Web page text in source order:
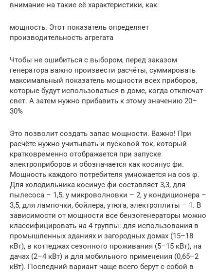
внимание на такие её характеристики, как:
мощность. Этот показатель определяет
производительность агрегата
Чтобы не ошибиться с выбором, перед заказом
генератора важно произвести расчёты, суммировать
максимальный показатель мощности всех приборов,
которые будут использоваться в доме, когда отключат
свет. А затем нужно прибавить к этому значению 20–
30%
Это позволит создать запас мощности. Важно! При
расчёте нужно учитывать и пусковой ток, который
кратковременно отображается при запуске
электроприборов и обозначается как косинус фи.
Мощность каждого потребителя умножается на cos φ.
Для холодильника косинус фи составляет 3,3, для
пылесоса – 1,5, у микроволновки – 2, у кондиционера –
3,5, для лампочки, бойлера, утюга, электроплиты – 1. В
зависимости от мощности все бензогенераторы можно
классифицировать на 4 группы: для использования в
промышленных зданиях и загородных домах (15–18
кВт), в коттеджах сезонного проживания (5–15 кВт), на
дачах (2–4 кВт) и для мобильного применения (0,65–2
кВт). Последний вариант чаще всего берут с собой в